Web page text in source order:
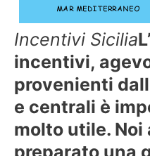
Incentivi Sicilia
incentivi,
provenienti
e centrali è
molto utile. Noi
preparato una